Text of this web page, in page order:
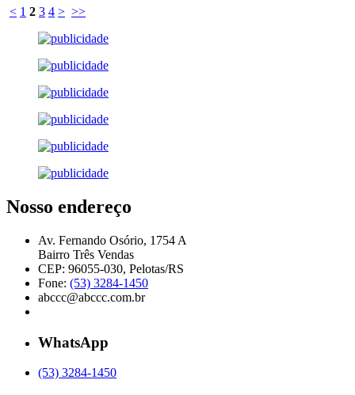
< 1 2 3 4 > >>
Nosso endereço
Av. Fernando Osório, 1754 A
Bairro Três Vendas
CEP: 96055-030, Pelotas/RS
Fone: (53) 3284-1450
abccc@abccc.com.br
WhatsApp
(53) 3284-1450